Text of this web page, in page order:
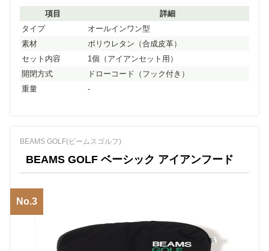
項目
詳細
タイプ
オールインワン型
素材
ポリウレタン（合成皮革）
セット内容
1個（アイアンセット用）
開閉方式
ドローコード（フック付き）
重量
-
BEAMS GOLF(ビームスゴルフ)
BEAMS GOLF ベーシック アイアンフード
No.3